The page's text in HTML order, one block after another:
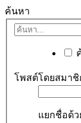
ค้นหา
โพสต์โดยสมาชิ
แยกชื่อด้ว